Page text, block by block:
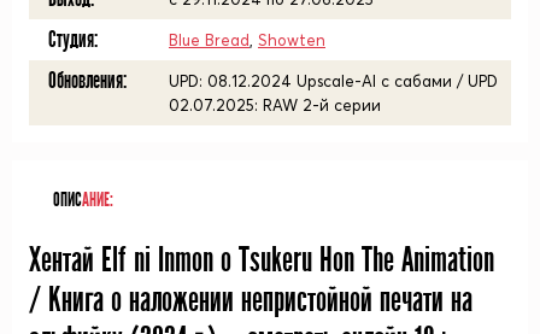
Студия: Blue Bread Showten
Обновления:
UPD: 08.12.2024 Upscale-AI с сабами / UPD
02.07.2025: RAW 2-й серии
ОПИСАНИЕ:
Хентай Elf ni Inmon o Tsukeru Hon The Animation
/ Книга о наложении непристойной печати на